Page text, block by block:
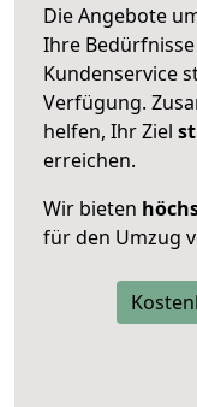
Die Angebote
Ihre
Kundenservice
Verfügung.
helfen, Ihr Ziel
erreichen.
Wir bieten
für den Umzug